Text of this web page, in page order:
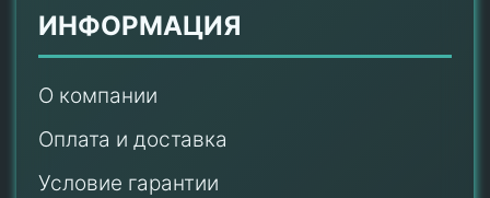
ИНФОРМАЦИЯ
О компании
Оплата и доставка
Условие гарантии